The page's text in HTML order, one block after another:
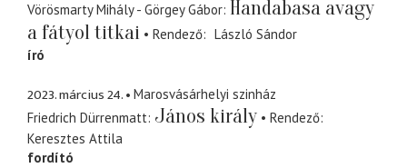
Vörösmarty Mihály - Görgey Gábor Handabasa avagy
a fátyol titkai
Rendező
László Sándor
író
2023. március 24.
Marosvásárhelyi szinház
Friedrich Dürrenmatt János király
Rendező
Keresztes Attila
fordító